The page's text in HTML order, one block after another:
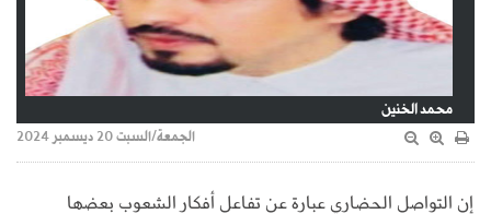
محمد الخنين
الجمعة/السبت 20 ديسمبر 2024
إن التواصل الحضاري عبارة عن تفاعل أفكار الشعوب بعضها